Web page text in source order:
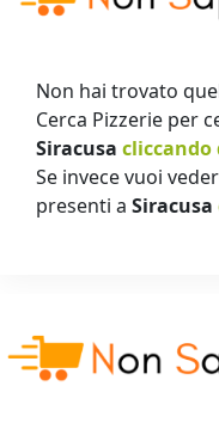
Non hai trovato
Cerca Pizzerie per
Siracusa cliccando
Se invece vuoi
presenti a Siracusa